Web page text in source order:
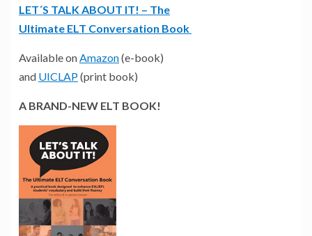
LET´S TALK ABOUT IT! – The
Ultimate ELT Conversation Book
Available on Amazon(e-book)
and UICLAP(print book)
A BRAND-NEW ELT BOOK!